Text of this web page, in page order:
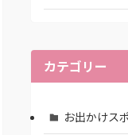
カテゴリー
お出かけス